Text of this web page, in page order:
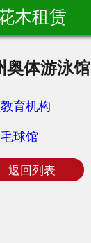
木租赁
奥体游泳馆
育机构
球馆
返回列表